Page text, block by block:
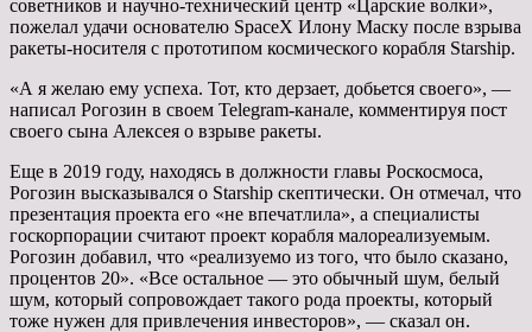
советников и научно-технический центр «Царские волки»,
пожелал удачи основателю SpaceX Илону Маску после взрыва
ракеты-носителя с прототипом космического корабля Starship.
«А я желаю ему успеха. Тот, кто дерзает, добьется своего», —
написал Рогозин в своем Telegram-канале, комментируя пост
своего сына Алексея о взрыве ракеты.
Еще в 2019 году, находясь в должности главы Роскосмоса,
Рогозин высказывался о Starship скептически. Он отмечал, что
презентация проекта его «не впечатлила», а специалисты
госкорпорации считают проект корабля малореализуемым.
Рогозин добавил, что «реализуемо из того, что было сказано,
процентов 20». «Все остальное — это обычный шум, белый
шум, который сопровождает такого рода проекты, который
тоже нужен для привлечения инвесторов», — сказал он.